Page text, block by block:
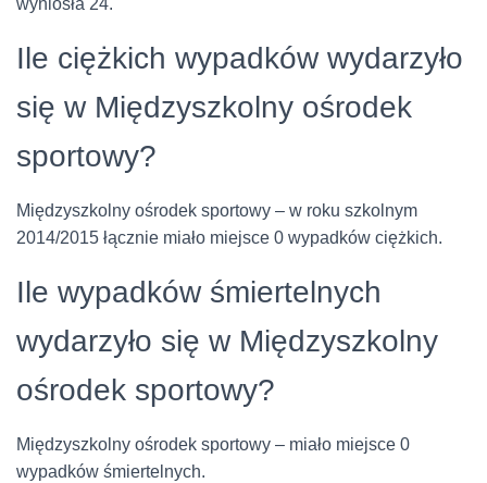
wyniosła 24.
Ile ciężkich wypadków wydarzyło
się w Międzyszkolny ośrodek
sportowy?
Międzyszkolny ośrodek sportowy – w roku szkolnym
2014/2015 łącznie miało miejsce 0 wypadków ciężkich.
Ile wypadków śmiertelnych
wydarzyło się w Międzyszkolny
ośrodek sportowy?
Międzyszkolny ośrodek sportowy – miało miejsce 0
wypadków śmiertelnych.